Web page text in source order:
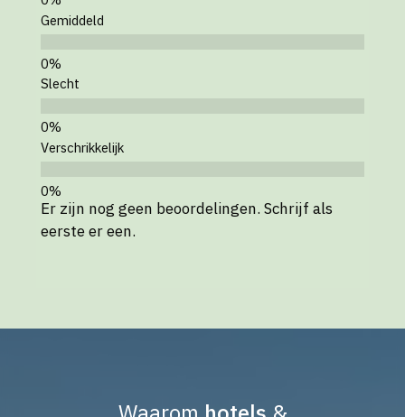
Gemiddeld
Slecht
Verschrikkelijk
Er zijn nog geen beoordelingen. Schrijf als
eerste er een.